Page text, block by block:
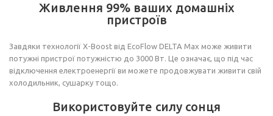
Живлення 99% ваших домашніх
пристроїв
Завдяки технології X-Boost від EcoFlow DELTA Max може живити
потужні пристрої потужністю до 3000 Вт. Це означає, що під час
відключення електроенергії ви можете продовжувати живити свій
холодильник, сушарку тощо.
Використовуйте силу сонця